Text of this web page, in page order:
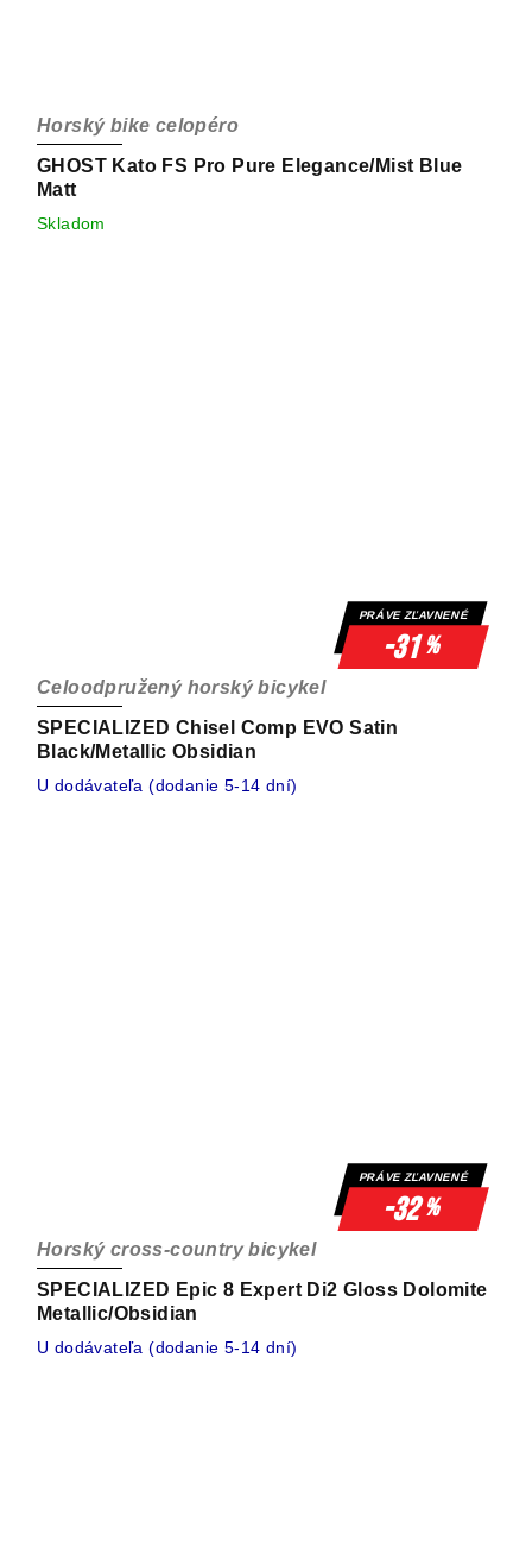
GHOST Kato FS Pro Pure Elegance/Mist Blue
Matt
Horský bike celopéro
Skladom
PRÁVE ZĽAVNENÉ
-31%
SPECIALIZED Chisel Comp EVO Satin
Black/Metallic Obsidian
Celoodpružený horský bicykel
U dodávateľa (dodanie 5-14 dní)
PRÁVE ZĽAVNENÉ
-32%
SPECIALIZED Epic 8 Expert Di2 Gloss Dolomite
Metallic/Obsidian
Horský cross-country bicykel
U dodávateľa (dodanie 5-14 dní)